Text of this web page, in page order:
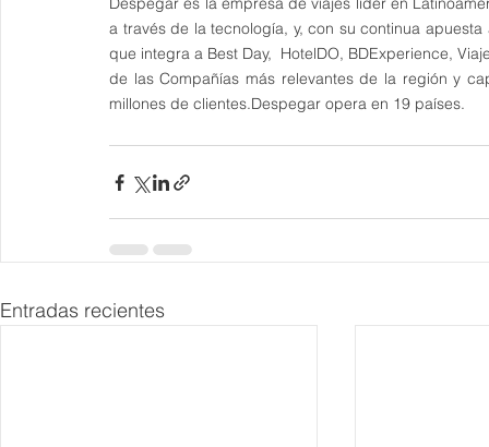
a través de la tecnología, y, con su continua
que integra a Best Day,  HotelDO, BDExperience,
de las Compañías más relevantes de la región y
millones de clientes.Despegar opera en 19 países.
Entradas recientes